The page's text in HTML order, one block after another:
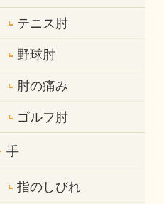
テニス肘
野球肘
肘の痛み
ゴルフ肘
手
指のしびれ